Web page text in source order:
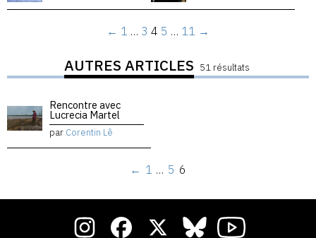
← 1 … 3 4 5 … 11 →
AUTRES ARTICLES 51 résultats
Rencontre avec
Lucrecia Martel
par Corentin Lê
← 1 … 5 6